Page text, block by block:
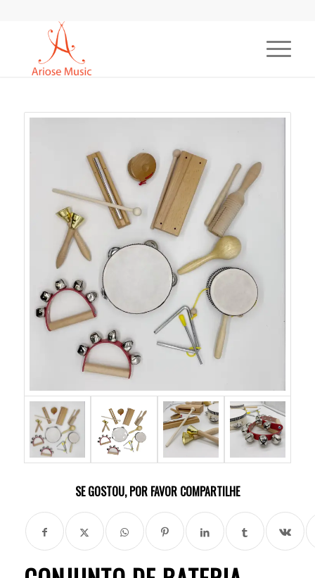
SE GOSTOU, POR FAVOR COMPARTILHE